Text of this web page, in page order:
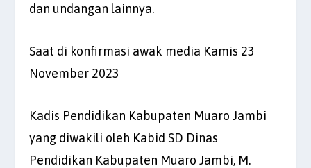
dan undangan lainnya.
Saat di konfirmasi awak media Kamis 23
November 2023
Kadis Pendidikan Kabupaten Muaro Jambi
yang diwakili oleh Kabid SD Dinas
Pendidikan Kabupaten Muaro Jambi, M.